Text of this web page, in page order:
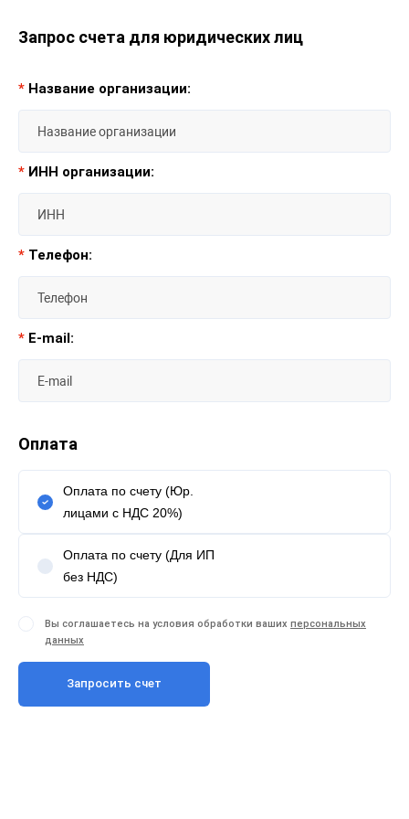
Запрос счета для юридических лиц
* Название организации:
* ИНН организации:
* Телефон:
* E-mail:
Оплата
Оплата по счету (Юр.
лицами с НДС 20%)
Оплата по счету (Для ИП
без НДС)
Вы соглашаетесь на условия обработки ваших персональных
данных